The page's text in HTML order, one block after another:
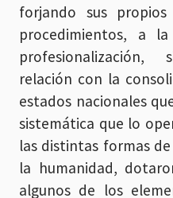
forjando sus
procedimientos, a
relación con la
estados nacionales
sistemática que lo
las distintas formas
la humanidad,
algunos de los